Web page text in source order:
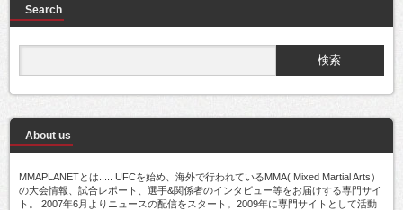
Search
About us
MMAPLANETとは..... UFCを始め、海外で行われているMMA( Mixed Martial Arts）
の大会情報、試合レポート、選手&関係者のインタビュー等をお届けする専門サイ
ト。 2007年6月よりニュースの配信をスタート。2009年に専門サイトとして活動